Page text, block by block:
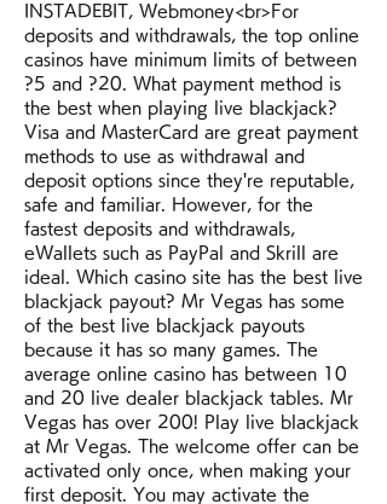
INSTADEBIT, Webmoney<br>For
deposits and withdrawals, the top online
casinos have minimum limits of between
?5 and ?20. What payment method is
the best when playing live blackjack?
Visa and MasterCard are great payment
methods to use as withdrawal and
deposit options since they're reputable,
safe and familiar. However, for the
fastest deposits and withdrawals,
eWallets such as PayPal and Skrill are
ideal. Which casino site has the best live
blackjack payout? Mr Vegas has some
of the best live blackjack payouts
because it has so many games. The
average online casino has between 10
and 20 live dealer blackjack tables. Mr
Vegas has over 200! Play live blackjack
at Mr Vegas. The welcome offer can be
activated only once, when making your
first deposit. You may activate the